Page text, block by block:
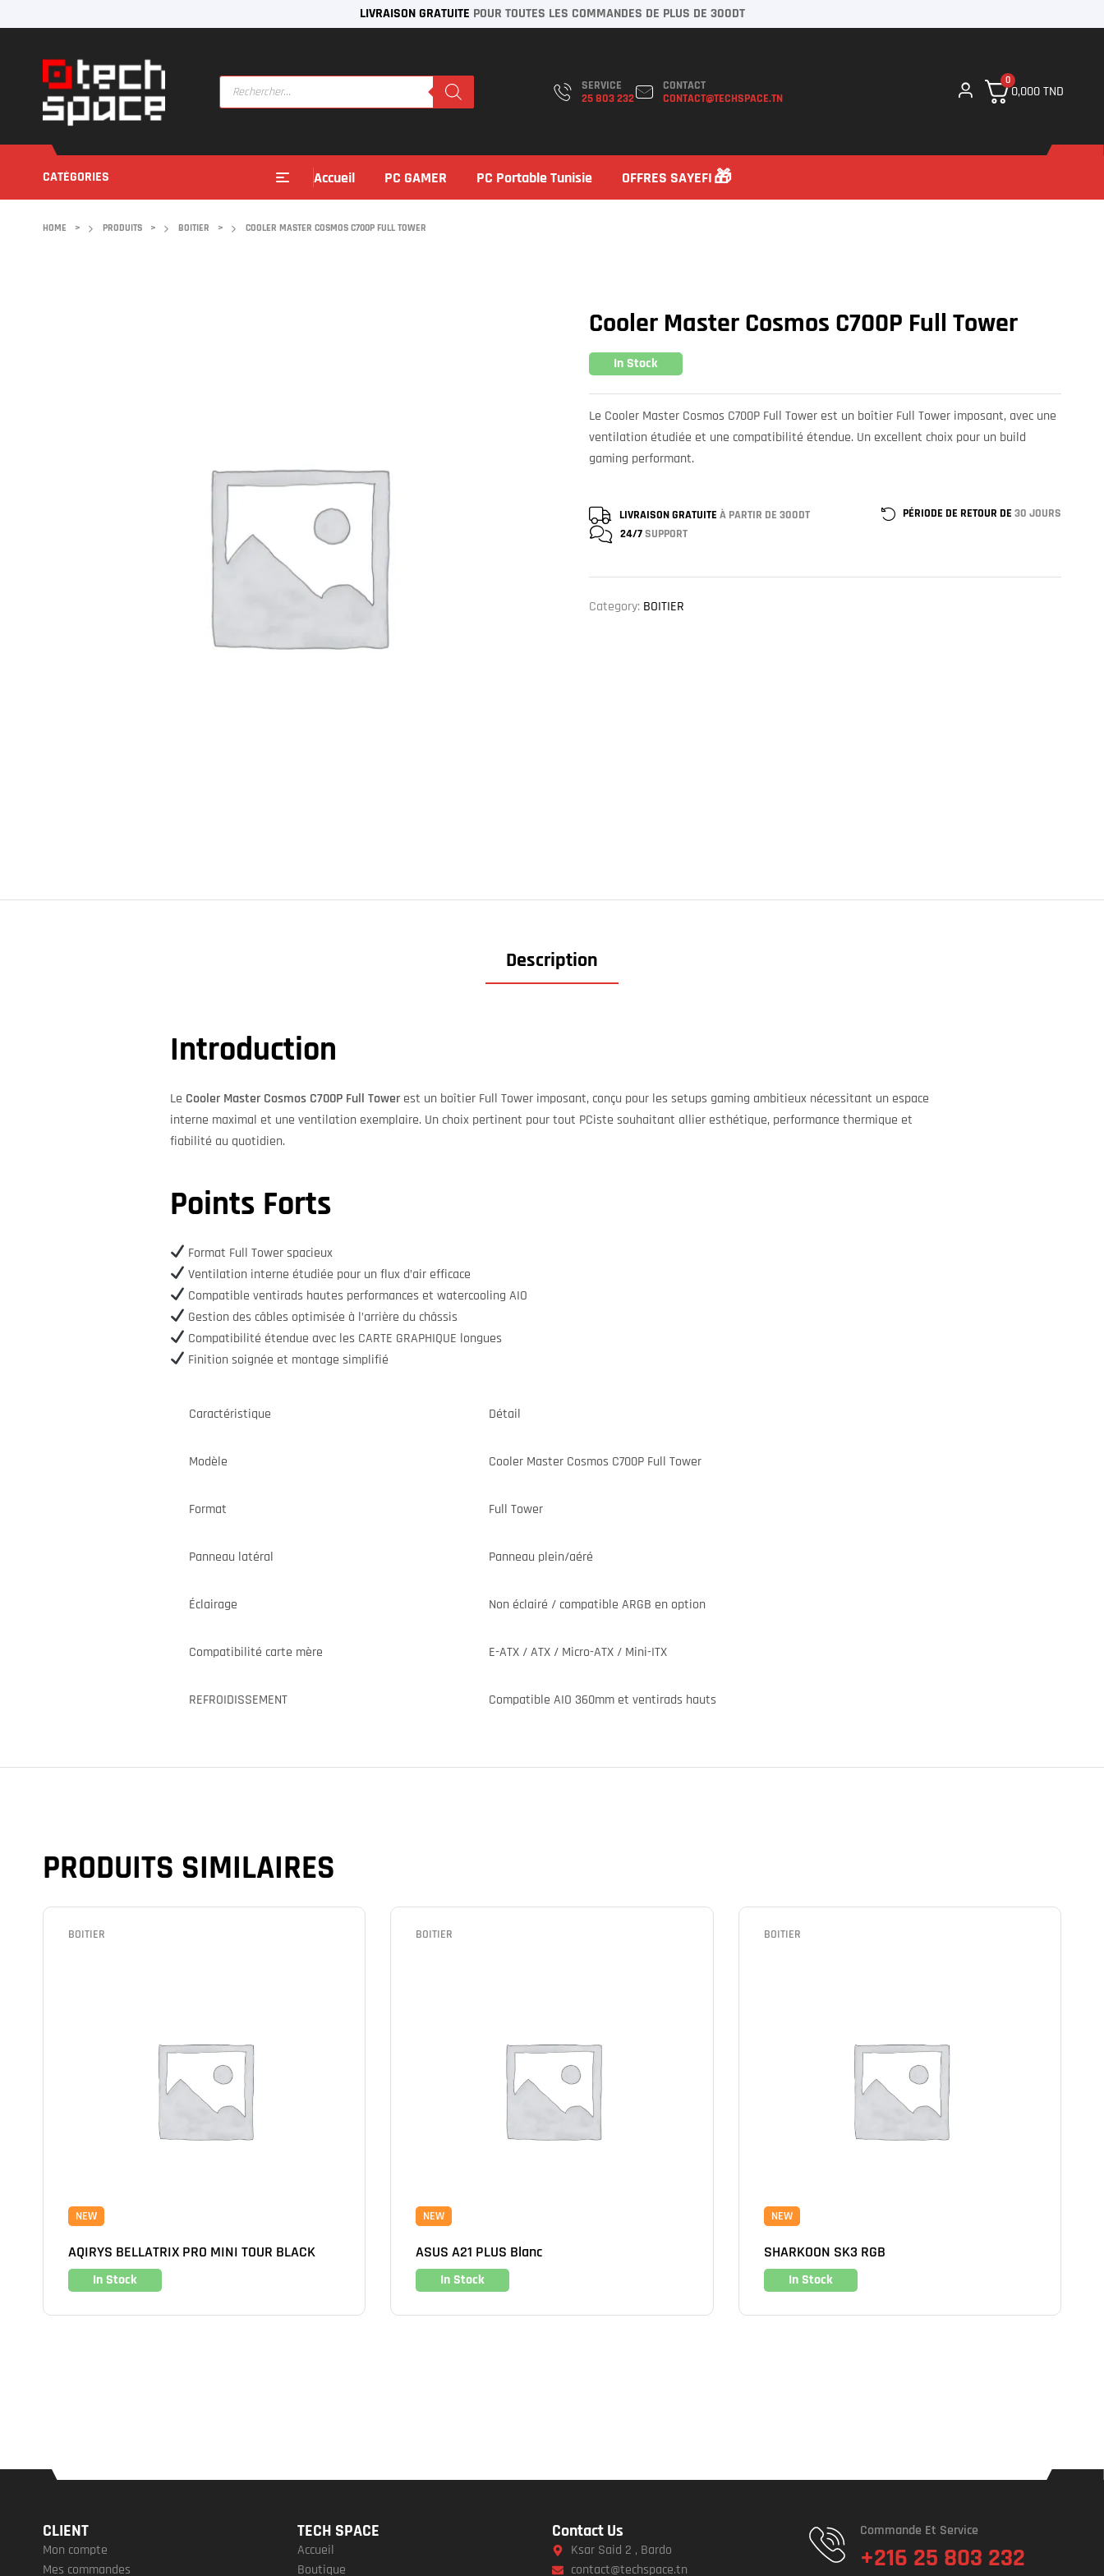
LIVRAISON GRATUITE POUR TOUTES LES COMMANDES DE PLUS DE 300DT
SERVICE
25 803 232
CONTACT
CONTACT@TECHSPACE.TN
0
0,000TND
CATÉGORIES Accueil PC GAMER PC Portable Tunisie OFFRES SAYEFI
HOME > PRODUITS > BOITIER > COOLER MASTER COSMOS C700P FULL TOWER
Cooler Master Cosmos C700P Full Tower
In Stock
Le Cooler Master Cosmos C700P Full Tower est un boîtier Full Tower imposant, avec une
ventilation étudiée et une compatibilité étendue. Un excellent choix pour un build
gaming performant.
LIVRAISON GRATUITE À PARTIR DE 300DT PÉRIODE DE RETOUR DE 30 JOURS
24/7SUPPORT
Category: BOITIER
Description
Introduction
Le Cooler Master Cosmos C700P Full Tower est un boîtier Full Tower imposant, conçu pour les setups gaming ambitieux nécessitant un espace
interne maximal et une ventilation exemplaire. Un choix pertinent pour tout PCiste souhaitant allier esthétique, performance thermique et
fiabilité au quotidien.
Points Forts
Format Full Tower spacieux
Ventilation interne étudiée pour un flux d’air efficace
Compatible ventirads hautes performances et watercooling AIO
Gestion des câbles optimisée à l’arrière du châssis
Compatibilité étendue avec les CARTE GRAPHIQUE longues
Finition soignée et montage simplifié
Caractéristique Détail
Modèle Cooler Master Cosmos C700P Full Tower
Format Full Tower
Panneau latéral Panneau plein/aéré
Éclairage Non éclairé / compatible ARGB en option
Compatibilité carte mère E-ATX / ATX / Micro-ATX / Mini-ITX
REFROIDISSEMENT Compatible AIO 360mm et ventirads hauts
PRODUITS SIMILAIRES
BOITIER
NEW
AQIRYS BELLATRIX PRO MINI TOUR BLACK
In Stock
BOITIER
NEW
ASUS A21 PLUS Blanc
In Stock
BOITIER
NEW
SHARKOON SK3 RGB
In Stock
CLIENT
Mon compte
Mes commandes
TECH SPACE
Accueil
Boutique
Contact Us
Ksar Said 2 , Bardo
contact@techspace.tn
Commande Et Service
+216 25 803 232